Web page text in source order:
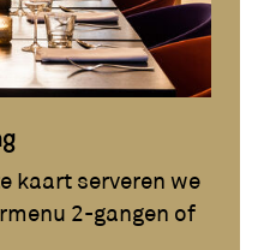
kaart serveren we
2-gangen of